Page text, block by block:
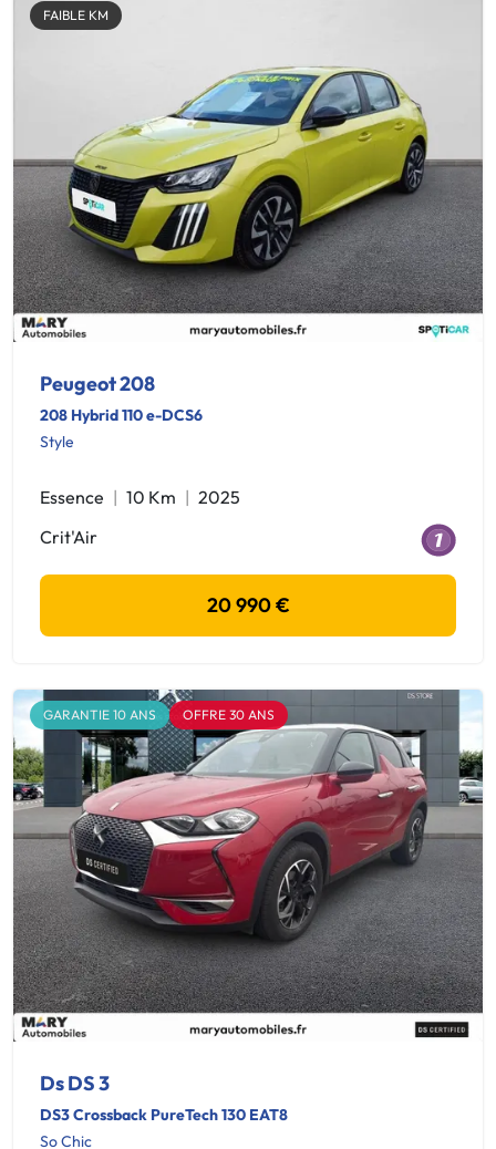
FAIBLE KM
Peugeot 208
208 Hybrid 110 e-DCS6
Style
Essence 10 Km
2025
Crit'Air
20 990 €
GARANTIE 10 ANS OFFRE 30 ANS
Ds DS 3
DS3 Crossback PureTech 130 EAT8
So Chic